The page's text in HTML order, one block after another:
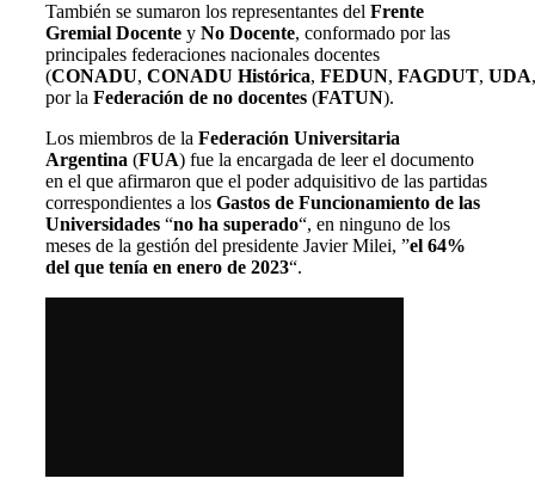
También se sumaron los representantes del Frente
Gremial Docente y No Docente, conformado por las
principales federaciones nacionales docentes
(CONADU, CONADU Histórica, FEDUN, FAGDUT, UDA
por la Federación de no docentes (FATUN).
Los miembros de la Federación Universitaria
Argentina (FUA) fue la encargada de leer el documento
en el que afirmaron que el poder adquisitivo de las partidas
correspondientes a los Gastos de Funcionamiento de las
Universidades “no ha superado“, en ninguno de los
meses de la gestión del presidente Javier Milei, ”el 64%
del que tenía en enero de 2023“.